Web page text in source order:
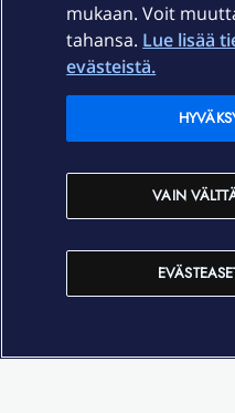
Ajankohtaista
Elisa Oyj
In English
mukaan. Voit
tahansa. Lue lisää
evästeistä.
VAIN